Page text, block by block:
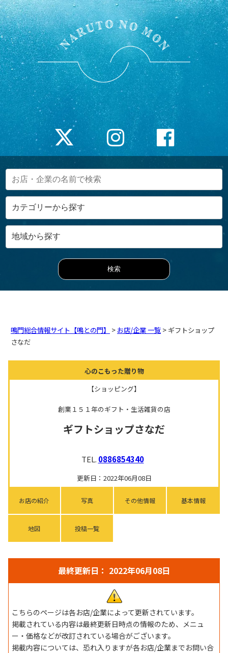
鳴門総合情報サイト【鳴との門】 > お店/企業 一覧 > ギフトショップ
さなだ
心のこもった贈り物
【ショッピング】
創業１５１年のギフト・生活雑貨の店
ギフトショップさなだ
TEL. 0886854340
更新日：2022年06月08日
お店の紹介 写真 その他情報 基本情報
地図 投稿一覧
最終更新日： 2022年06月08日
こちらのページは各お店/企業によって更新されています。
掲載されている内容は最終更新日時点の情報のため、メニュ
ー・価格などが改訂されている場合がございます。
掲載内容については、恐れ入りますが各お店/企業までお問い合